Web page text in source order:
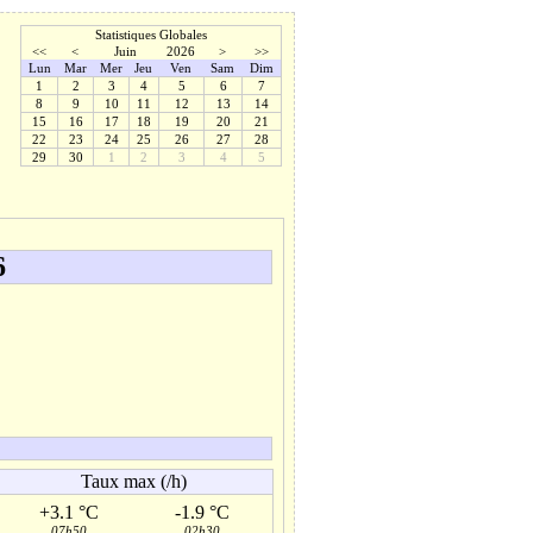
Statistiques Globales
<<
< Juin 2026 >
>>
Lun
Mar Mer Jeu Ven Sam
Dim
1
2 3 4 5 6
7
8
9 10 11 12 13
14
15
16 17 18 19 20
21
22
23 24 25 26 27
28
29
30 1 2 3 4 5